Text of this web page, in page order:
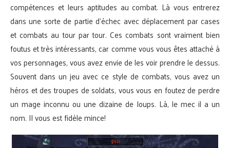
compétences et leurs aptitudes au combat. Là vous entrerez
dans une sorte de partie d’échec avec déplacement par cases
et combats au tour par tour. Ces combats sont vraiment bien
foutus et très intéressants, car comme vous vous êtes attaché à
vos personnages, vous avez envie de les voir prendre le dessus.
Souvent dans un jeu avec ce style de combats, vous avez un
héros et des troupes de soldats, vous vous en foutez de perdre
un mage inconnu ou une dizaine de loups. Là, le mec il a un
nom. Il vous est fidèle mince!